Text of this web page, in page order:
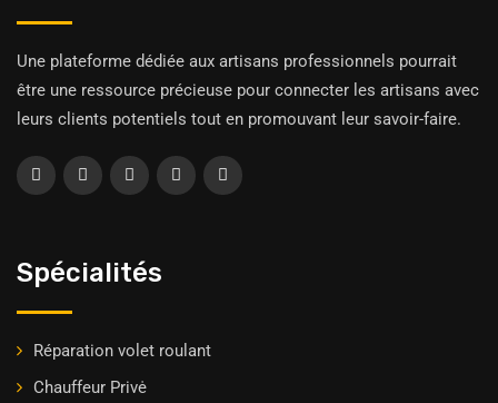
Une plateforme dédiée aux artisans professionnels pourrait
être une ressource précieuse pour connecter les artisans avec
leurs clients potentiels tout en promouvant leur savoir-faire.
Spécialités
Réparation volet roulant
Chauffeur Privė